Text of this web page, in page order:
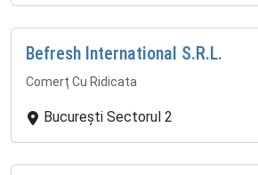
Befresh International S.R.L.
Comerț Cu Ridicata
București Sectorul 2